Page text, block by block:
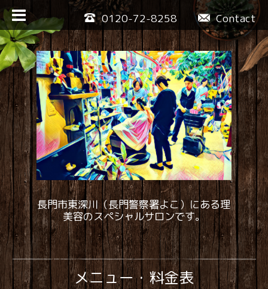
Contact
0120-72-8258
長門市東深川（長門警察署よこ）にある理
美容のスペシャルサロンです。
メニュー・料金表